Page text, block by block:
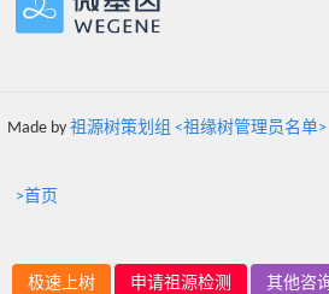
Made by 祖源树策划组 <祖缘树管理员名单>
>首页
极速上树 申请祖源检测 其他咨